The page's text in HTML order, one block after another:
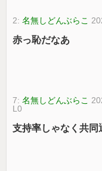
2:名無しどんぶらこ
赤っ恥だなあ
7:名無しどんぶらこ
L0
支持率しゃなく共